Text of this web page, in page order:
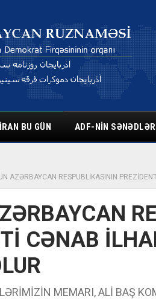
İRAN BU GÜN ADF-NIN
AZƏRBAYCAN RESPUBLİKASININ
CƏNAB
MEMARI, ALİ BAŞ